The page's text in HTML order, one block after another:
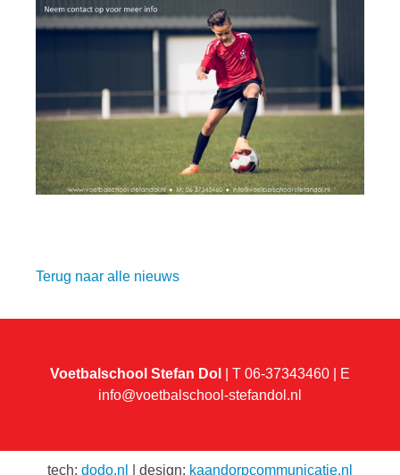
Terug naar alle nieuws
Voetbalschool Stefan Dol
| T 06-37343460 | E
info@voetbalschool-stefandol.nl
tech: dodo.nl design: kaandorpcommunicatie.nl